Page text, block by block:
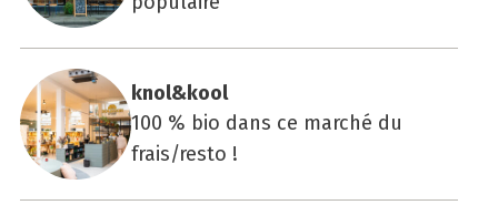
knol&kool
100 % bio dans ce marché du
frais/resto !